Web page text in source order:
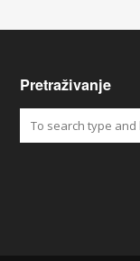
Pretraživanje